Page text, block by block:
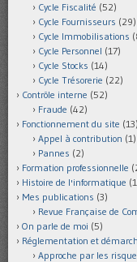
Cycle Fiscalité (52)
Cycle Fournisseurs (29)
Cycle Immobilisations
Cycle Personnel (17)
Cycle Stocks (14)
Cycle Trésorerie (22)
Contrôle interne (52)
Fraude (42)
Fonctionnement du site (13)
Appel à contribution (1)
Pannes (2)
Formation professionnelle
Histoire de l'informatique
Mes publications (3)
Revue Française de
On parle de moi (5)
Réglementation et
Approche par les